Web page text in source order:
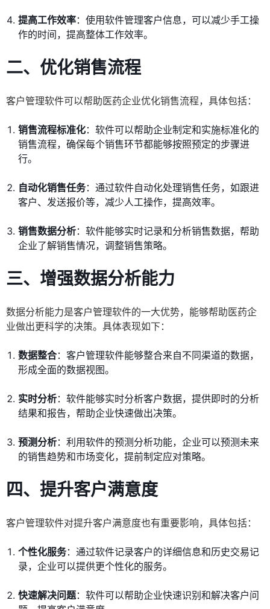
提高工作效率：使用软件管理客户信息，可以减少手工操
作的时间，提高整体工作效率。
二、优化销售流程
客户管理软件可以帮助医药企业优化销售流程，具体包括：
销售流程标准化：软件可以帮助企业制定和实施标准化的
销售流程，确保每个销售环节都能够按照预定的步骤进
行。
自动化销售任务：通过软件自动化处理销售任务，如跟进
客户、发送报价等，减少人工操作，提高效率。
销售数据分析：软件能够实时记录和分析销售数据，帮助
企业了解销售情况，调整销售策略。
三、增强数据分析能力
数据分析能力是客户管理软件的一大优势，能够帮助医药企
业做出更科学的决策。具体表现如下：
数据整合：客户管理软件能够整合来自不同渠道的数据，
形成全面的数据视图。
实时分析：软件能够实时分析客户数据，提供即时的分析
结果和报告，帮助企业快速做出决策。
预测分析：利用软件的预测分析功能，企业可以预测未来
的销售趋势和市场变化，提前制定应对策略。
四、提升客户满意度
客户管理软件对提升客户满意度也有重要影响，具体包括：
个性化服务：通过软件记录客户的详细信息和历史交易记
录，企业可以提供更个性化的服务。
快速解决问题：软件可以帮助企业快速识别和解决客户问